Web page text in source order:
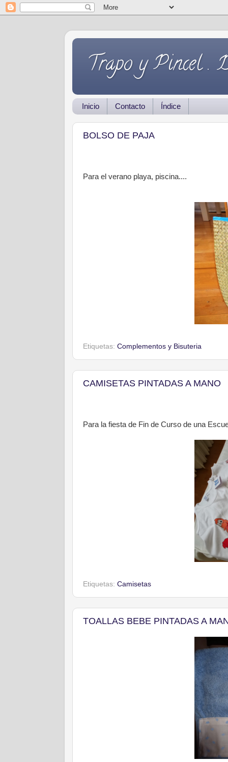
Trapo y Pincel .
Inicio Contacto Índice
BOLSO DE PAJA
Para el verano playa, piscina....
Etiquetas: Complementos y Bisuteria
CAMISETAS PINTADAS A MANO
Para la fiesta de Fin de Curso de una
Etiquetas: Camisetas
TOALLAS BEBE PINTADAS A